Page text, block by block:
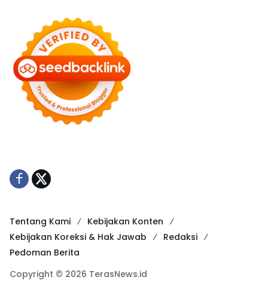
Tentang Kami
Kebijakan Konten
Kebijakan Koreksi & Hak Jawab
Redaksi
Pedoman Berita
Copyright © 2026 TerasNews.id